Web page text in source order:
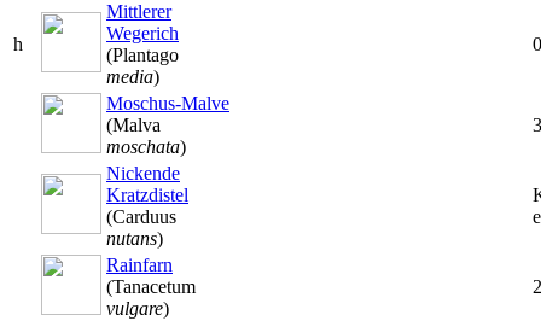
h
Mittlerer
Wegerich
(Plantago
media)
0
Moschus-Malve
(Malva
moschata)
3
Nickende
Kratzdistel
(Carduus
nutans)
Rainfarn
(Tanacetum
vulgare)
2